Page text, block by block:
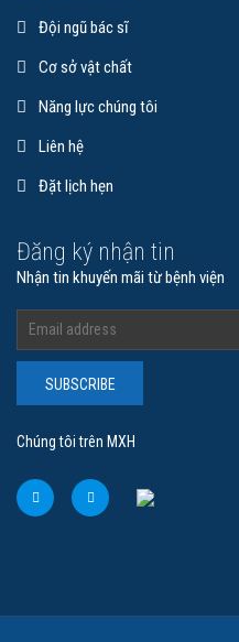
Đội ngũ bác sĩ
Cơ sở vật chất
Năng lực chúng tôi
Liên hệ
Đặt lịch hẹn
Đăng ký nhận tin
Nhận tin khuyến mãi từ bệnh viện
SUBSCRIBE
Chúng tôi trên MXH